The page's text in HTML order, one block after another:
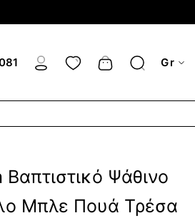
Cart Gr
Ψάθινο
Μπλε Πουά Τρέσα